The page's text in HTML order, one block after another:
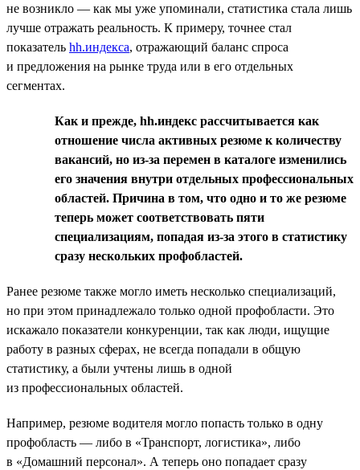
не возникло — как мы уже упоминали, статистика стала лишь
лучше отражать реальность. К примеру, точнее стал
показатель hh.индекса, отражающий баланс спроса
и предложения на рынке труда или в его отдельных
сегментах.
Как и прежде, hh.индекс рассчитывается как
отношение числа активных резюме к количеству
вакансий, но из-за перемен в каталоге изменились
его значения внутри отдельных профессиональных
областей. Причина в том, что одно и то же резюме
теперь может соответствовать пяти
специализациям, попадая из-за этого в статистику
сразу нескольких профобластей.
Ранее резюме также могло иметь несколько специализаций,
но при этом принадлежало только одной профобласти. Это
искажало показатели конкуренции, так как люди, ищущие
работу в разных сферах, не всегда попадали в общую
статистику, а были учтены лишь в одной
из профессиональных областей.
Например, резюме водителя могло попасть только в одну
профобласть — либо в «Транспорт, логистика», либо
в «Домашний персонал». А теперь оно попадает сразу